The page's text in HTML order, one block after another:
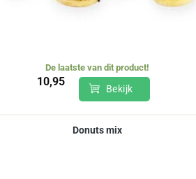
De laatste van dit product!
10,95
Bekijk
Donuts mix